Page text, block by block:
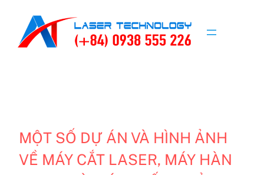
content
MỘT SỐ DỰ ÁN VÀ HÌNH ẢNH
VỀ MÁY CẮT LASER, MÁY HÀN